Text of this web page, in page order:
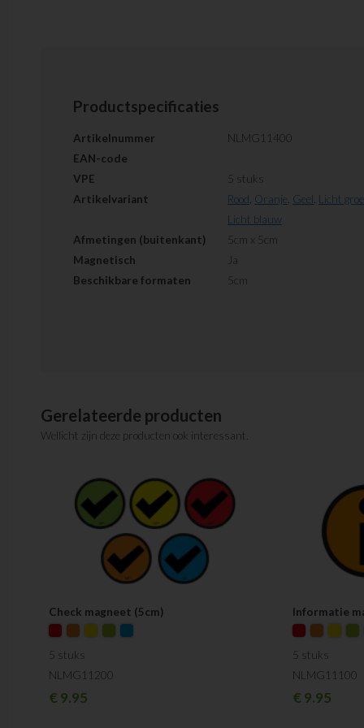
Productspecificaties
Artikelnummer
NLMG11400
EAN-code
VPE
5 stuks
Artikelvariant
Rood Oranje Geel Licht
Licht blauw
Afmetingen (buitenkant)
5cm x 5cm
Magnetisch
Ja
Beschikbare formaten
5cm
Gerelateerde producten
Wellicht zijn deze producten ook interessant.
Check magneet (5cm)
5 stuks
NLMG11200
€9.95
Informatie
5 stuks
NLMG11100
€9.95